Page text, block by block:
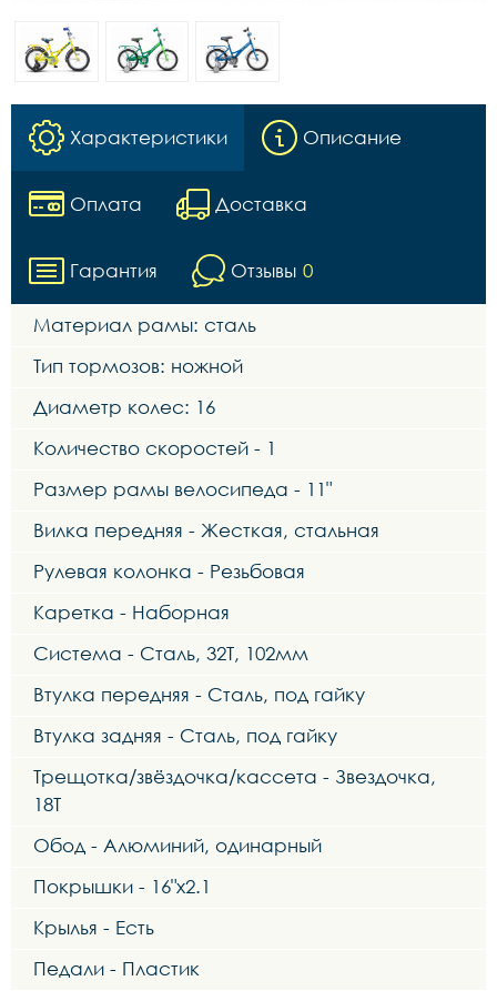
Характеристики Описание
Оплата Доставка
Гарантия Отзывы 0
Материал рамы: сталь
Тип тормозов: ножной
Диаметр колес: 16
Количество скоростей - 1
Размер рамы велосипеда - 11"
Вилка передняя - Жесткая, стальная
Рулевая колонка - Резьбовая
Каретка - Наборная
Система - Сталь, 32Т, 102мм
Втулка передняя - Сталь, под гайку
Втулка задняя - Сталь, под гайку
Трещотка/звёздочка/кассета - Звездочка,
18Т
Обод - Алюминий, одинарный
Покрышки - 16"х2.1
Крылья - Есть
Педали - Пластик